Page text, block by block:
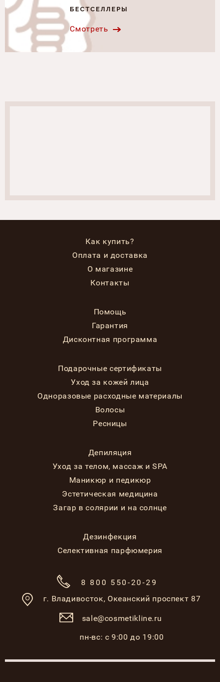
БЕСТСЕЛЛЕРЫ
Смотреть
Как купить?
Оплата и доставка
О магазине
Контакты
Помощь
Гарантия
Дисконтная программа
Подарочные сертификаты
Уход за кожей лица
Одноразовые расходные материалы
Волосы
Ресницы
Депиляция
Уход за телом, массаж и SPA
Маникюр и педикюр
Эстетическая медицина
Загар в солярии и на солнце
Дезинфекция
Селективная парфюмерия
8 800 550-20-29
г. Владивосток, Океанский проспект 87
sale@cosmetikline.ru
пн-вс: с 9:00 до 19:00